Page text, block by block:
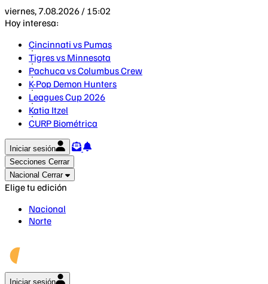
viernes, 7.08.2026 / 15:02
Hoy interesa:
Cincinnati vs Pumas
Tigres vs Minnesota
Pachuca vs Columbus Crew
K-Pop Demon Hunters
Leagues Cup 2026
Katia Itzel
CURP Biométrica
Iniciar sesión
Secciones Cerrar
Nacional Cerrar
Elige tu edición
Nacional
Norte
Iniciar sesión